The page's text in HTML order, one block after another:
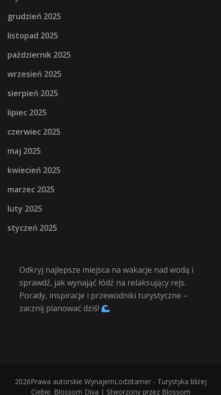
grudzień 2025
listopad 2025
październik 2025
wrzesień 2025
sierpień 2025
lipiec 2025
czerwiec 2025
maj 2025
kwiecień 2025
marzec 2025
luty 2025
styczeń 2025
Odkryj najlepsze miejsca na wakacje nad wodą i
sprawdź, jak wynająć łódź na relaksujący rejs.
Porady, inspiracje i przewodniki turystyczne –
zacznij planować dziś!
2026Prawa autorskie WynajemLodzitamer - Turystyka bliżej
Ciebie. Blossom Diva | Stworzony przez Blossom